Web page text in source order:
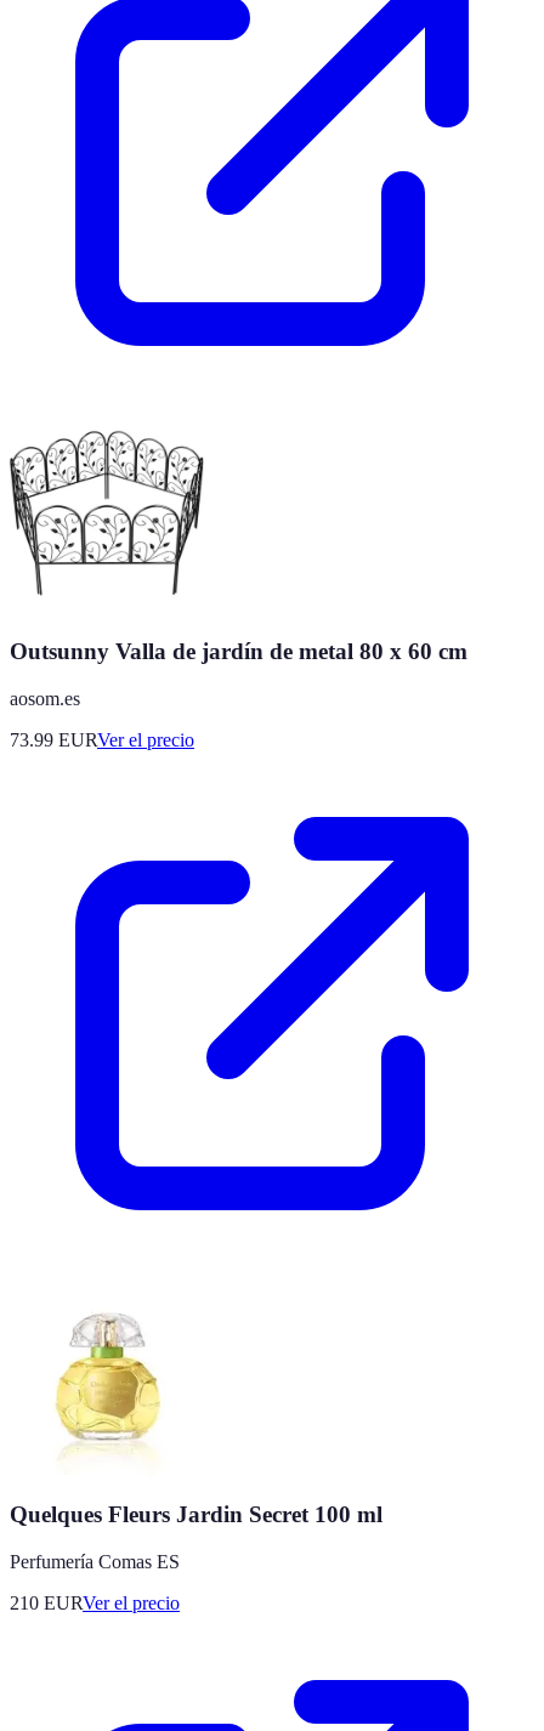
Outsunny Valla de jardín de metal 80 x 60 cm
aosom.es
73.99 EURVer el precio
Quelques Fleurs Jardin Secret 100 ml
Perfumería Comas ES
210 EURVer el precio